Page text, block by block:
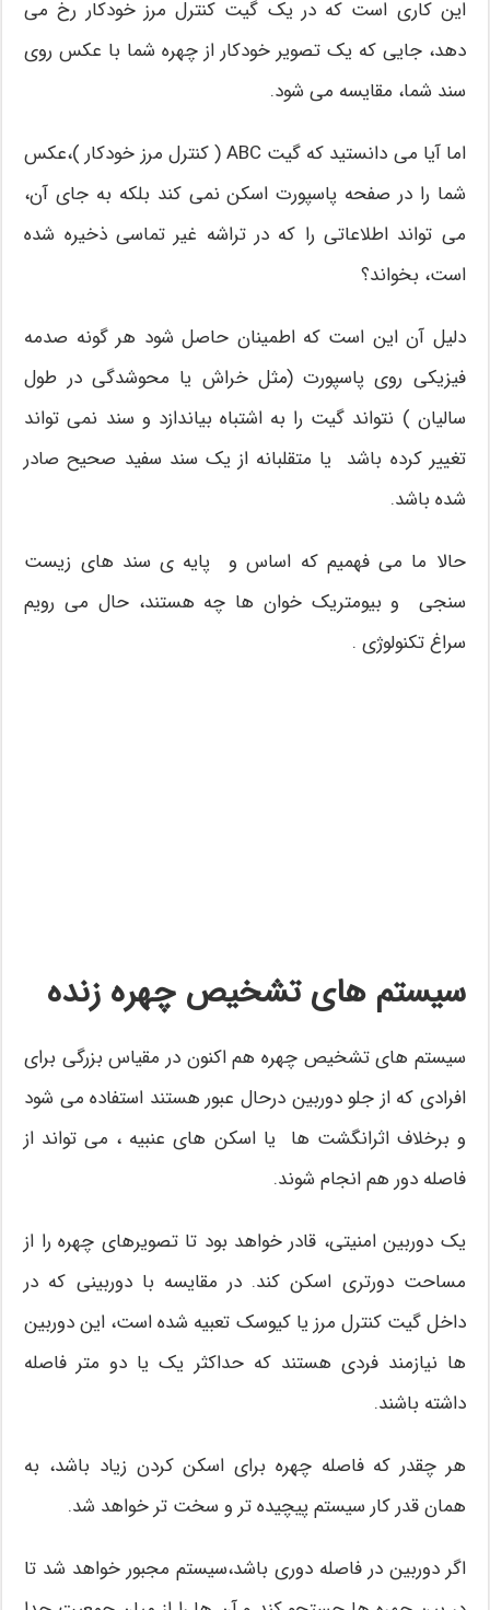
این کاری است که در یک گیت کنترل مرز خودکار رخ می
دهد، جایی که یک تصویر خودکار از چهره شما با عکس روی
سند شما، مقایسه می شود.
اما آیا می دانستید که گیت ABC ( کنترل مرز خودکار )،عکس
شما را در صفحه پاسپورت اسکن نمی کند بلکه به جای آن،
می تواند اطلاعاتی را که در تراشه غیر تماسی ذخیره شده
است، بخواند؟
دلیل آن این است که اطمینان حاصل شود هر گونه صدمه
فیزیکی روی پاسپورت (مثل خراش یا محوشدگی در طول
سالیان ) نتواند گیت را به اشتباه بیاندازد و سند نمی تواند
تغییر کرده باشد یا متقلبانه از یک سند سفید صحیح صادر
شده باشد.
حالا ما می فهمیم که اساس و پایه ی سند های زیست
سنجی و بیومتریک خوان ها چه هستند، حال می رویم
سراغ تکنولوژی .
سیستم های تشخیص چهره زنده
سیستم های تشخیص چهره هم اکنون در مقیاس بزرگی برای
افرادی که از جلو دوربین درحال عبور هستند استفاده می شود
و برخلاف اثرانگشت ها یا اسکن های عنبیه ، می تواند از
فاصله دور هم انجام شوند.
یک دوربین امنیتی، قادر خواهد بود تا تصویرهای چهره را از
مساحت دورتری اسکن کند. در مقایسه با دوربینی که در
داخل گیت کنترل مرز یا کیوسک تعبیه شده است، این دوربین
ها نیازمند فردی هستند که حداکثر یک یا دو متر فاصله
داشته باشند.
هر چقدر که فاصله چهره برای اسکن کردن زیاد باشد، به
همان قدر کار سیستم پیچیده تر و سخت تر خواهد شد.
اگر دوربین در فاصله دوری باشد،سیستم مجبور خواهد شد تا